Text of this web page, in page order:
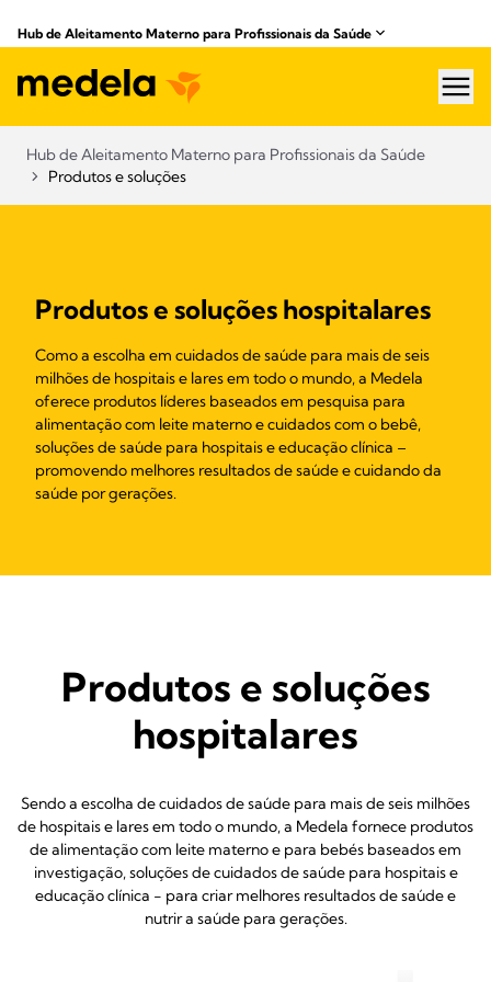
Hub de Aleitamento Materno para Profissionais da Saúde​
Hub de Aleitamento Materno para Profissionais da Saúde​
Produtos e soluções
Produtos e soluções hospitalares
Como a escolha em cuidados de saúde para mais de seis
milhões de hospitais e lares em todo o mundo, a Medela
oferece produtos líderes baseados em pesquisa para
alimentação com leite materno e cuidados com o bebê,
soluções de saúde para hospitais e educação clínica –
promovendo melhores resultados de saúde e cuidando da
saúde por gerações.
Produtos e soluções
hospitalares
Sendo a escolha de cuidados de saúde para mais de seis milhões
de hospitais e lares em todo o mundo, a Medela fornece produtos
de alimentação com leite materno e para bebés baseados em
investigação, soluções de cuidados de saúde para hospitais e
educação clínica - para criar melhores resultados de saúde e
nutrir a saúde para gerações.